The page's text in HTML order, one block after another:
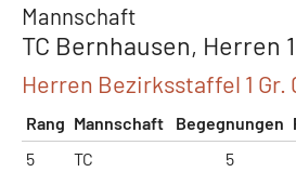
Mannschaft
TC Bernhausen, Herren
Herren Bezirksstaffel 1 Gr.
Rang Mannschaft Begegnungen
5
TC
5